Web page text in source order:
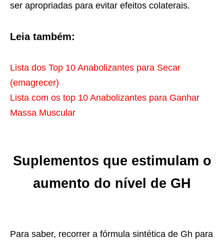
ser apropriadas para evitar efeitos colaterais.
Leia também:
Lista dos Top 10 Anabolizantes para Secar
(emagrecer)
Lista com os top 10 Anabolizantes para Ganhar
Massa Muscular
Suplementos que estimulam o
aumento do nível de GH
Para saber, recorrer a fórmula sintética de Gh para